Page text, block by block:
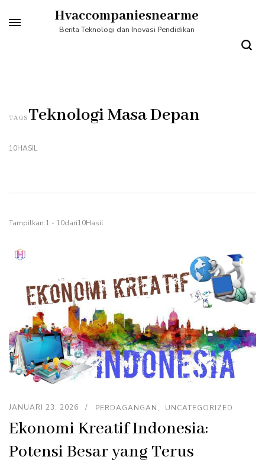
ke
Hvaccompaniesnearme
Berita Teknologi dan Inovasi Pendidikan
TAGS Teknologi Masa Depan
10HASIL
Tampilkan:1 - 10dari10Hasil
JANUARI 23, 2026 PERDAGANGAN UNCATEGORIZED
Ekonomi Kreatif Indonesia:
Potensi Besar yang Terus